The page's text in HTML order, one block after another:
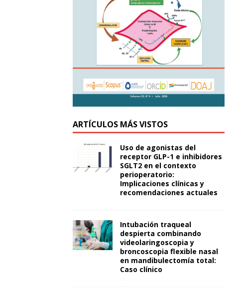
ARTÍCULOS MÁS VISTOS
Uso de agonistas del
receptor GLP-1 e inhibidores
SGLT2 en el contexto
perioperatorio:
Implicaciones clínicas y
recomendaciones actuales
Intubación traqueal
despierta combinando
videolaringoscopia y
broncoscopia flexible nasal
en mandibulectomía total:
Caso clínico